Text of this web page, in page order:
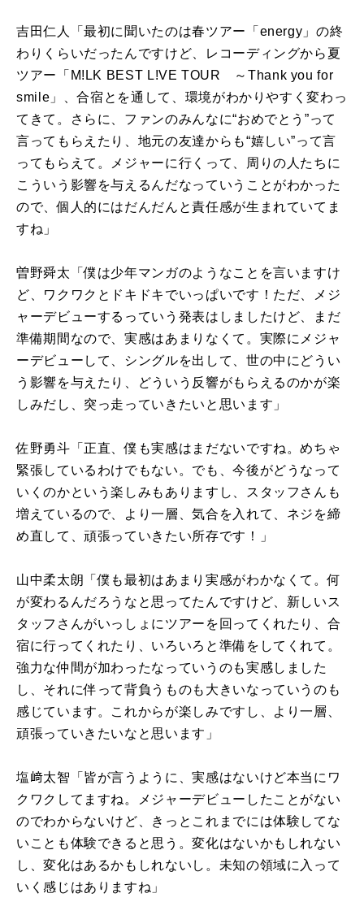
吉田仁人「最初に聞いたのは春ツアー「energy」の終
わりくらいだったんですけど、レコーディングから夏
ツアー「M!LK BEST L!VE TOUR ～Thank you for
smile」、合宿とを通して、環境がわかりやすく変わっ
てきて。さらに、ファンのみんなに“おめでとう”って
言ってもらえたり、地元の友達からも“嬉しい”って言
ってもらえて。メジャーに行くって、周りの人たちに
こういう影響を与えるんだなっていうことがわかった
ので、個人的にはだんだんと責任感が生まれていてま
すね」
曽野舜太「僕は少年マンガのようなことを言いますけ
ど、ワクワクとドキドキでいっぱいです！ただ、メジ
ャーデビューするっていう発表はしましたけど、まだ
準備期間なので、実感はあまりなくて。実際にメジャ
ーデビューして、シングルを出して、世の中にどうい
う影響を与えたり、どういう反響がもらえるのかが楽
しみだし、突っ走っていきたいと思います」
佐野勇斗「正直、僕も実感はまだないですね。めちゃ
緊張しているわけでもない。でも、今後がどうなって
いくのかという楽しみもありますし、スタッフさんも
増えているので、より一層、気合を入れて、ネジを締
め直して、頑張っていきたい所存です！」
山中柔太朗「僕も最初はあまり実感がわかなくて。何
が変わるんだろうなと思ってたんですけど、新しいス
タッフさんがいっしょにツアーを回ってくれたり、合
宿に行ってくれたり、いろいろと準備をしてくれて。
強力な仲間が加わったなっていうのも実感しました
し、それに伴って背負うものも大きいなっていうのも
感じています。これからが楽しみですし、より一層、
頑張っていきたいなと思います」
塩﨑太智「皆が言うように、実感はないけど本当にワ
クワクしてますね。メジャーデビューしたことがない
のでわからないけど、きっとこれまでには体験してな
いことも体験できると思う。変化はないかもしれない
し、変化はあるかもしれないし。未知の領域に入って
いく感じはありますね」